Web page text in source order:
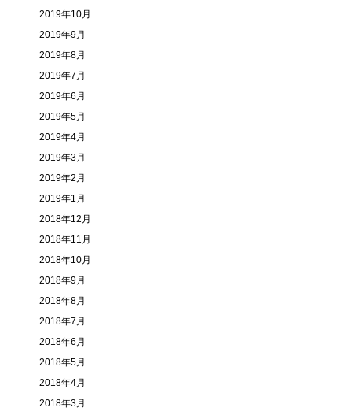
2019年10月
2019年9月
2019年8月
2019年7月
2019年6月
2019年5月
2019年4月
2019年3月
2019年2月
2019年1月
2018年12月
2018年11月
2018年10月
2018年9月
2018年8月
2018年7月
2018年6月
2018年5月
2018年4月
2018年3月